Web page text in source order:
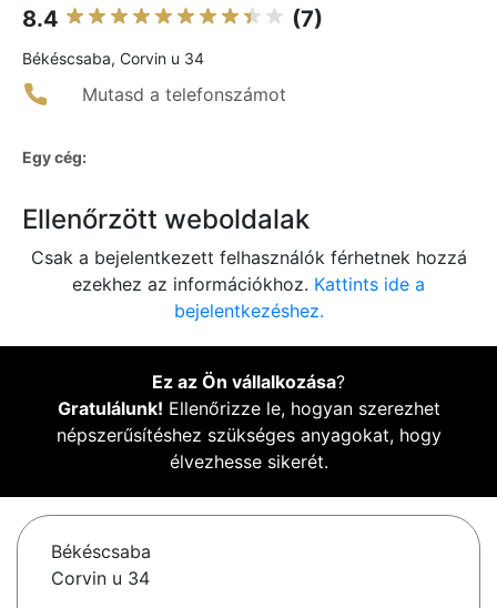
8.4 (7)
Békéscsaba, Corvin u 34
Mutasd a telefonszámot
Egy cég:
Ellenőrzött weboldalak
Csak a bejelentkezett felhasználók férhetnek hozzá
ezekhez az információkhoz. Kattints ide a
bejelentkezéshez.
Ez az Ön vállalkozása?
Gratulálunk! Ellenőrizze le, hogyan szerezhet
népszerűsítéshez szükséges anyagokat, hogy
élvezhesse sikerét.
Békéscsaba
Corvin u 34